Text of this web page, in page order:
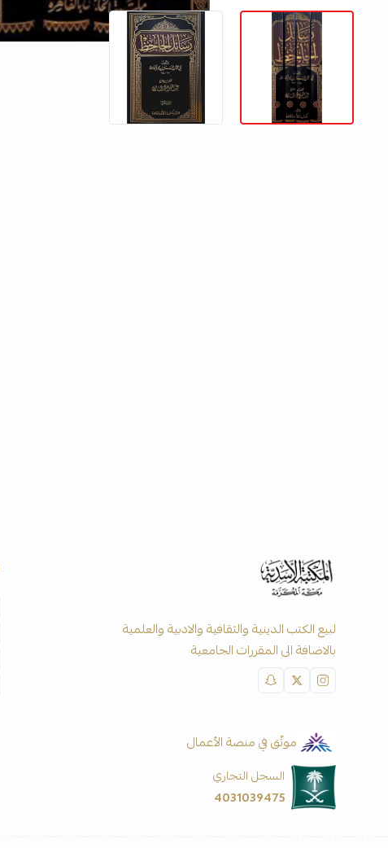
لبيع الكتب الدينية والثقافية والادبية والعلمية
بالاضافة الى المقررات الجامعية
موثّق في منصة الأعمال
السجل التجاري
4031039475